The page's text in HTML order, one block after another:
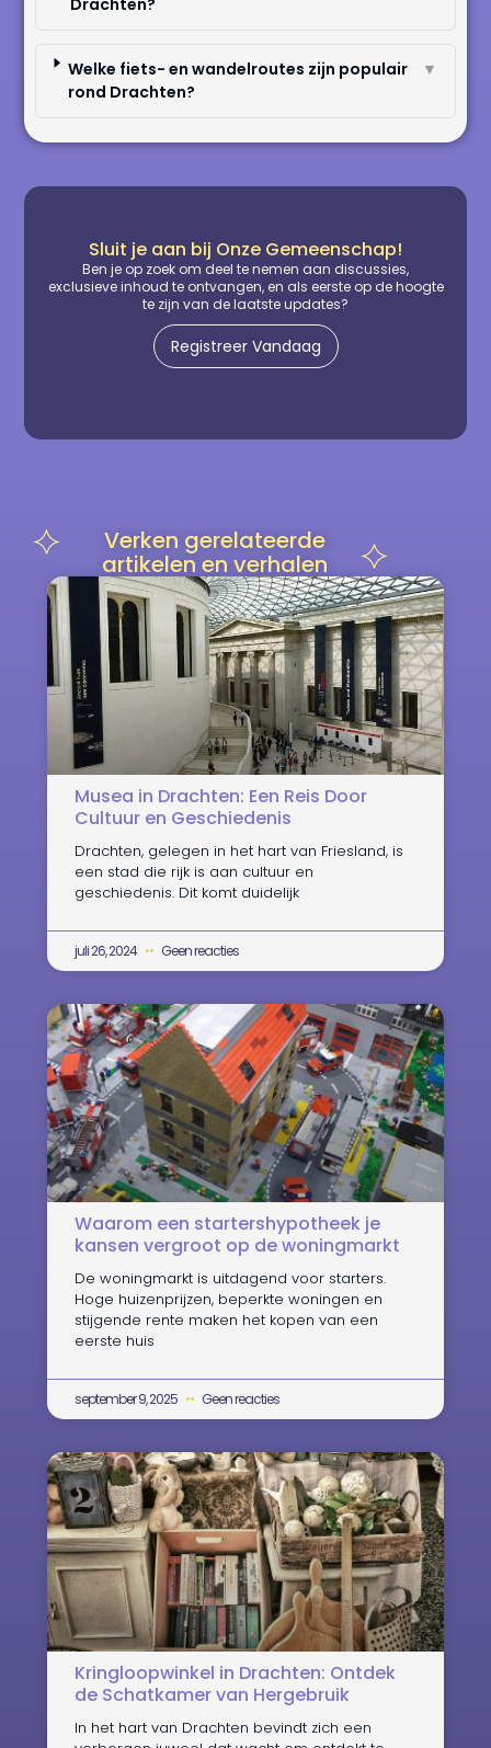
Welke fiets- en wandelroutes zijn populair
rond Drachten?
▼
Sluit je aan bij Onze Gemeenschap!
Ben je op zoek om deel te nemen aan discussies,
exclusieve inhoud te ontvangen, en als eerste op de hoogte
te zijn van de laatste updates?
Registreer Vandaag
Verken gerelateerde
artikelen en verhalen
Musea in Drachten: Een Reis Door
Cultuur en Geschiedenis
Drachten, gelegen in het hart van Friesland, is
een stad die rijk is aan cultuur en
geschiedenis. Dit komt duidelijk
juli 26, 2024 Geen reacties
Waarom een startershypotheek je
kansen vergroot op de woningmarkt
De woningmarkt is uitdagend voor starters.
Hoge huizenprijzen, beperkte woningen en
stijgende rente maken het kopen van een
eerste huis
september 9, 2025 Geen reacties
Kringloopwinkel in Drachten: Ontdek
de Schatkamer van Hergebruik
In het hart van Drachten bevindt zich een